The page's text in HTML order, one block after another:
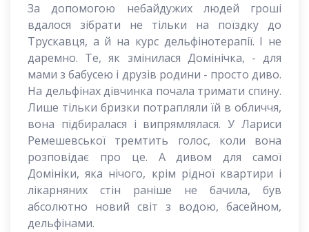
За допомогою небайдужих людей гроші
вдалося зібрати не тільки на поїздку до
Трускавця, а й на курс дельфінотерапії. І не
даремно. Те, як змінилася Домінічка, - для
мами з бабусею і друзів родини - просто диво.
На дельфінах дівчинка почала тримати спину.
Лише тільки бризки потрапляли їй в обличчя,
вона підбиралася і випрямлялася. У Лариси
Ремешевської тремтить голос, коли вона
розповідає про це. А дивом для самої
Домініки, яка нічого, крім рідної квартири і
лікарняних стін раніше не бачила, був
абсолютно новий світ з водою, басейном,
дельфінами.